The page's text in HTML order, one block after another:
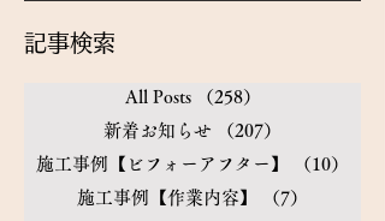
​記事検索
All Posts （258）
新着お知らせ
（207）
施工事例【ビフォーアフター】
（10）
施工事例【作業内容】
（7）